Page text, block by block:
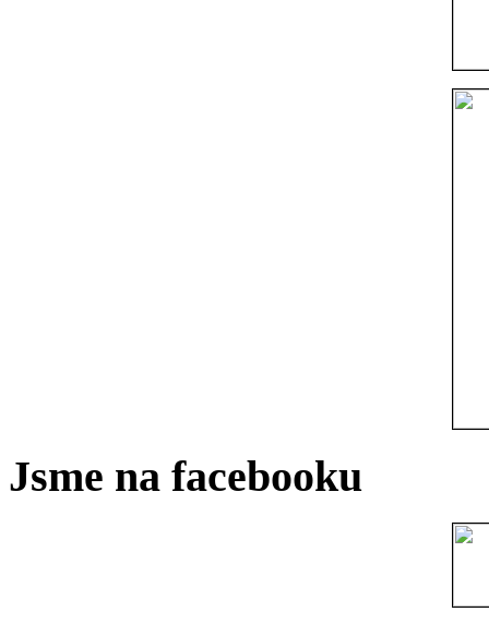
Jsme na facebooku